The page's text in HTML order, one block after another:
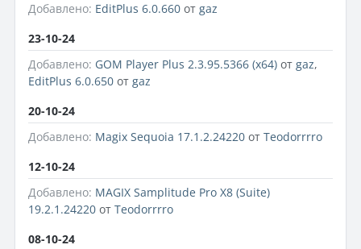
Добавлено: EditPlus 6.0.660 от gaz
23-10-24
Добавлено: GOM Player Plus 2.3.95.5366 (x64) от gaz,
EditPlus 6.0.650 от gaz
20-10-24
Добавлено: Magix Sequoia 17.1.2.24220 от Teodorrrro
12-10-24
Добавлено: MAGIX Samplitude Pro X8 (Suite)
19.2.1.24220 от Teodorrrro
08-10-24